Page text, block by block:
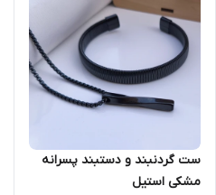
ست گردنبند و دستبند پسرانه
مشکی استیل